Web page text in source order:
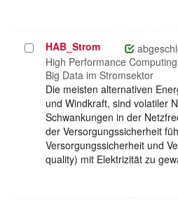
Projekt
auswählen
HAB_Strom
High Performance
Big Data im Stromsektor
Die meisten alternativen
und Windkraft, sind volatiler
Schwankungen in der
der Versorgungssicherheit
Versorgungssicherheit und
quality) mit Elektrizität zu